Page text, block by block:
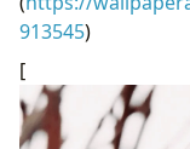
913545)
[